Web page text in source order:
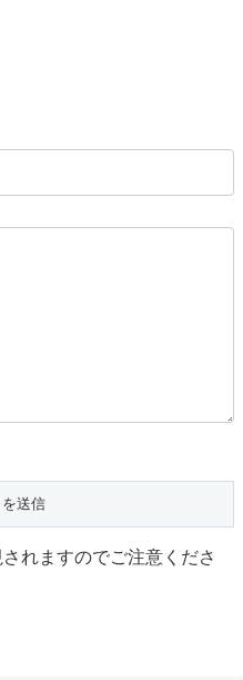
れますのでご注意くださ